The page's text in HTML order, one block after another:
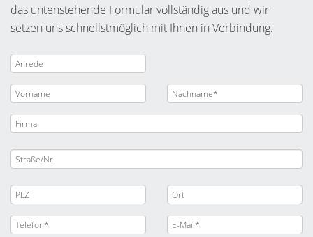
das untenstehende Formular vollständig aus und wir
setzen uns schnellstmöglich mit Ihnen in Verbindung.